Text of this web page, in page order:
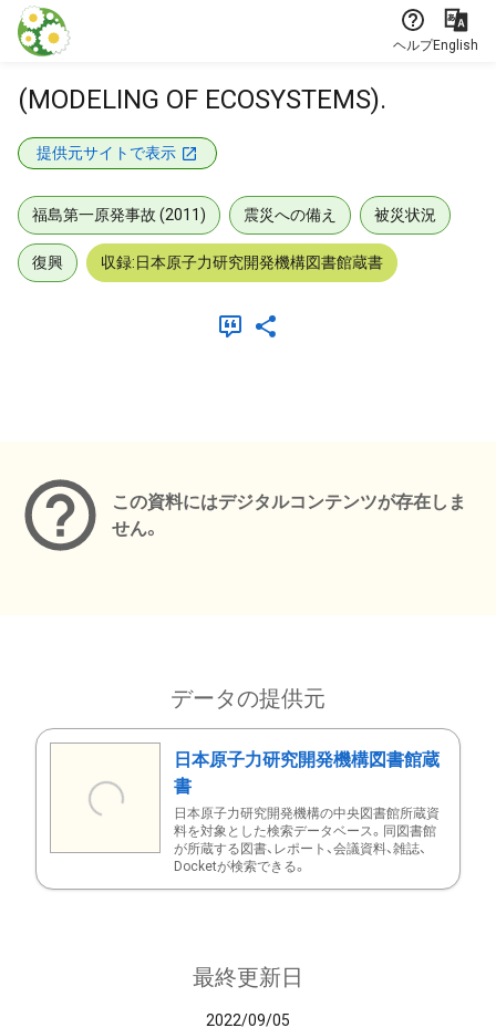
本文に飛ぶ
ヘルプEnglish
(MODELING OF ECOSYSTEMS).
提供元サイトで表示
福島第一原発事故 (2011) 震災への備え 被災状況
復興 収録:日本原子力研究開発機構図書館蔵書
この資料にはデジタルコンテンツが存在しま
せん。
データの提供元
日本原子力研究開発機構図書館蔵
書
日本原子力研究開発機構の中央図書館所蔵資
料を対象とした検索データベース。同図書館
が所蔵する図書、レポート、会議資料、雑誌、
Docketが検索できる。
最終更新日
2022/09/05